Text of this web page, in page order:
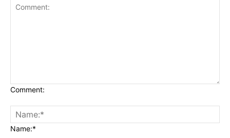
Comment:
Name:*